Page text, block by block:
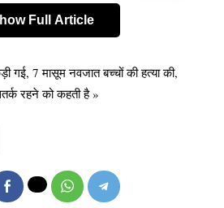
है और सबसे अधिक प्रासंगिक और
है जो सामग्री के सार को दर्शाता है।
Full Article
गई, 7 मासूम नवजात बच्चों की हत्या की,
रहने को कहती है »